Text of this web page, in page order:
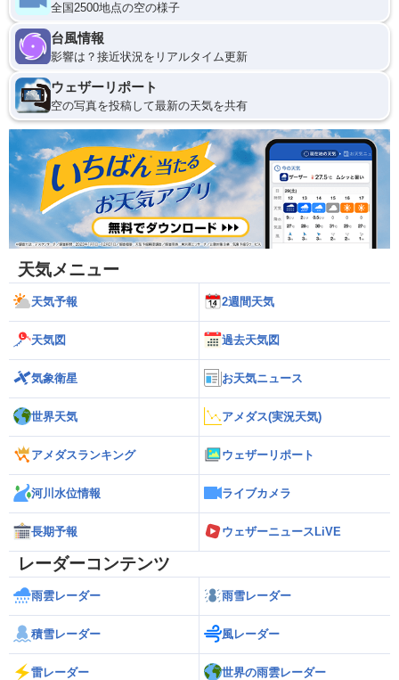
全国2500地点の空の様子
台風情報
影響は？接近状況をリアルタイム更新
ウェザーリポート
空の写真を投稿して最新の天気を共有
天気メニュー
天気予報 2週間天気
天気図 過去天気図
気象衛星 お天気ニュース
世界天気 アメダス(実況天気)
アメダスランキング ウェザーリポート
河川水位情報 ライブカメラ
長期予報 ウェザーニュースLiVE
レーダーコンテンツ
雨雲レーダー 雨雪レーダー
積雪レーダー 風レーダー
雷レーダー 世界の雨雲レーダー